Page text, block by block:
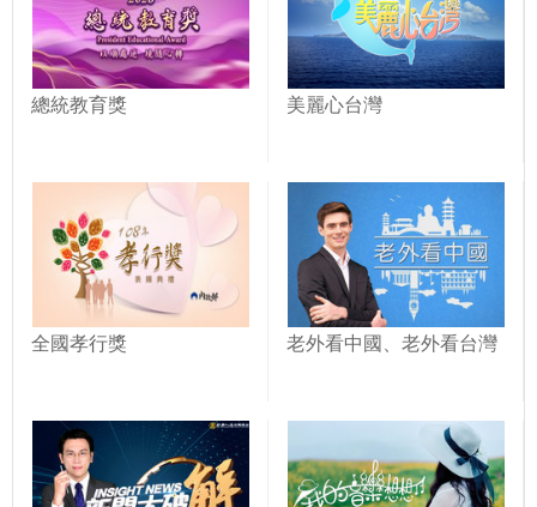
總統教育獎 美麗心台灣
全國孝行獎 老外看中國、老外看台灣